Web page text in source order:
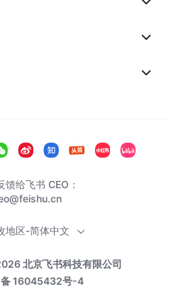
馈给飞书 CEO：
北京飞书科技有限公司
备 16045432号-4
地区-简体中文